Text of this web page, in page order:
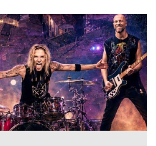
Torresani im Summer Rock